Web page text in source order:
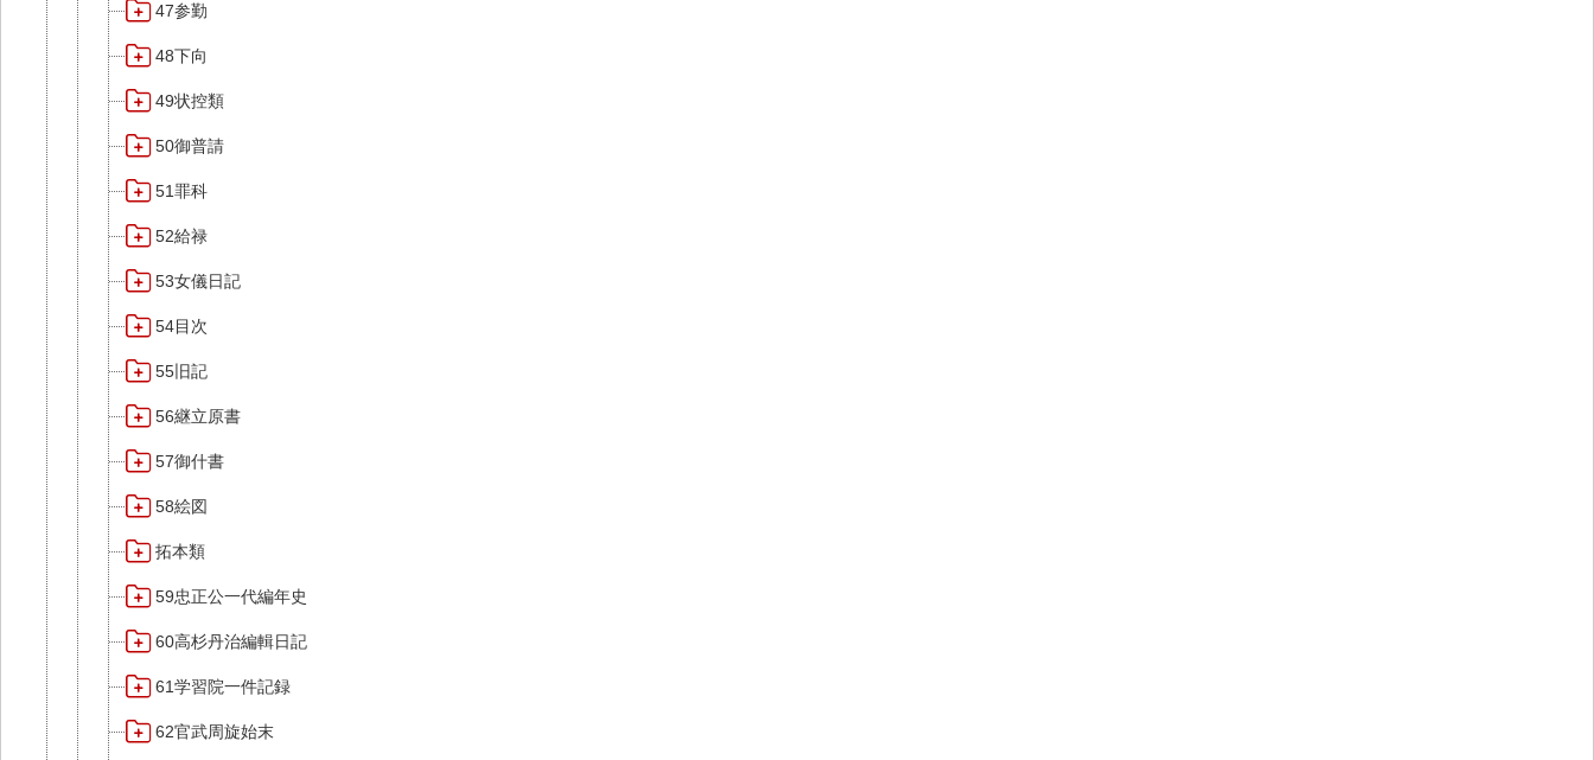
47参勤
48下向
49状控類
50御普請
51罪科
52給禄
53女儀日記
54目次
55旧記
56継立原書
57御什書
58絵図
拓本類
59忠正公一代編年史
60高杉丹治編輯日記
61学習院一件記録
62官武周旋始末